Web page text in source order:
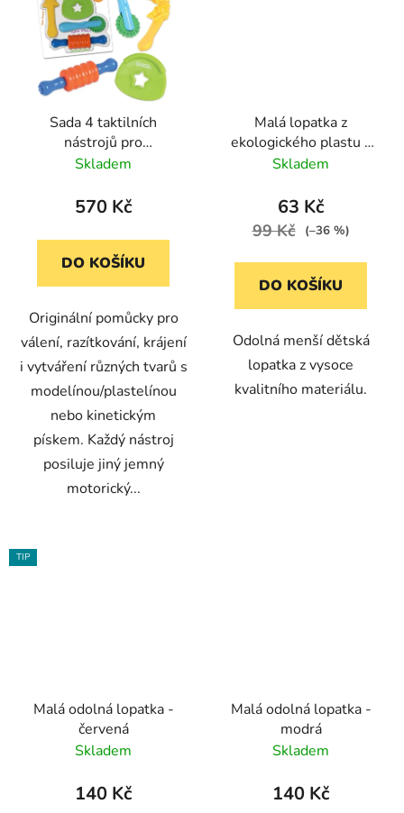
Sada 4 taktilních
nástrojů pro
senzorickou hru
Skladem
570 Kč
DO KOŠÍKU
Originální pomůcky pro
válení, razítkování, krájení
i vytváření různých tvarů s
modelínou/plastelínou
nebo kinetickým
pískem. Každý nástroj
posiluje jiný jemný
motorický...
Malá lopatka z
ekologického plastu -
pastelově růžová
Skladem
63 Kč
99 Kč (–36 %)
DO KOŠÍKU
Odolná menší dětská
lopatka z vysoce
kvalitního materiálu.
TIP
Malá odolná lopatka -
červená
Skladem
140 Kč
Malá odolná lopatka -
modrá
Skladem
140 Kč